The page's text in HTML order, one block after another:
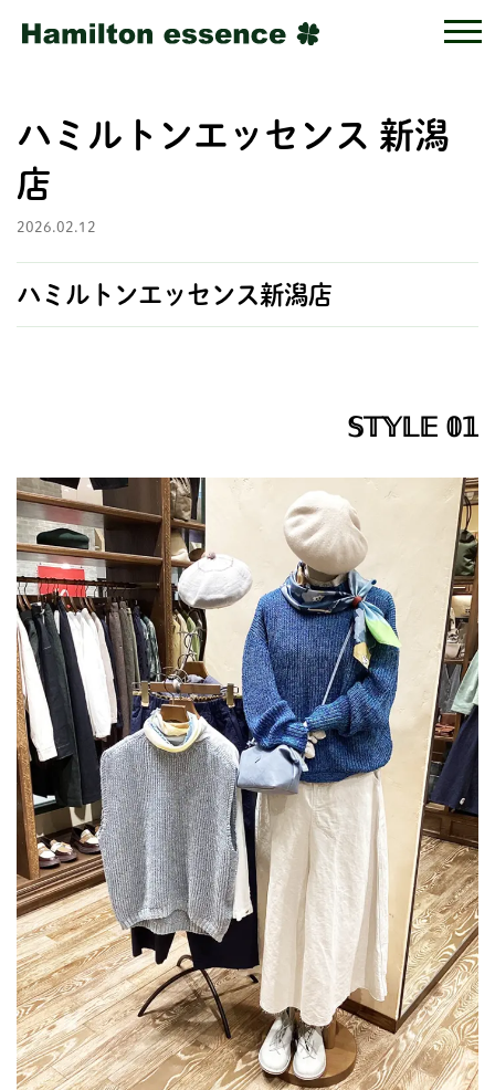
ハミルトンエッセンス 新潟
店
2026.02.12
ハミルトンエッセンス新潟店
𝕊𝕋𝕐𝕃𝔼 𝟘𝟙